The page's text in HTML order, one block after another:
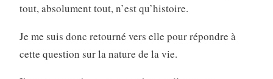
tout, absolument tout, n’est qu’histoire.
Je me suis donc retourné vers elle pour répondre à
cette question sur la nature de la vie.